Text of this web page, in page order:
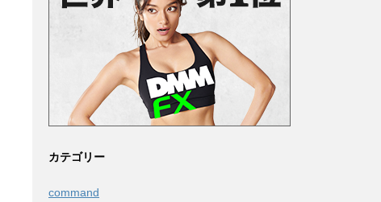
カテゴリー
command